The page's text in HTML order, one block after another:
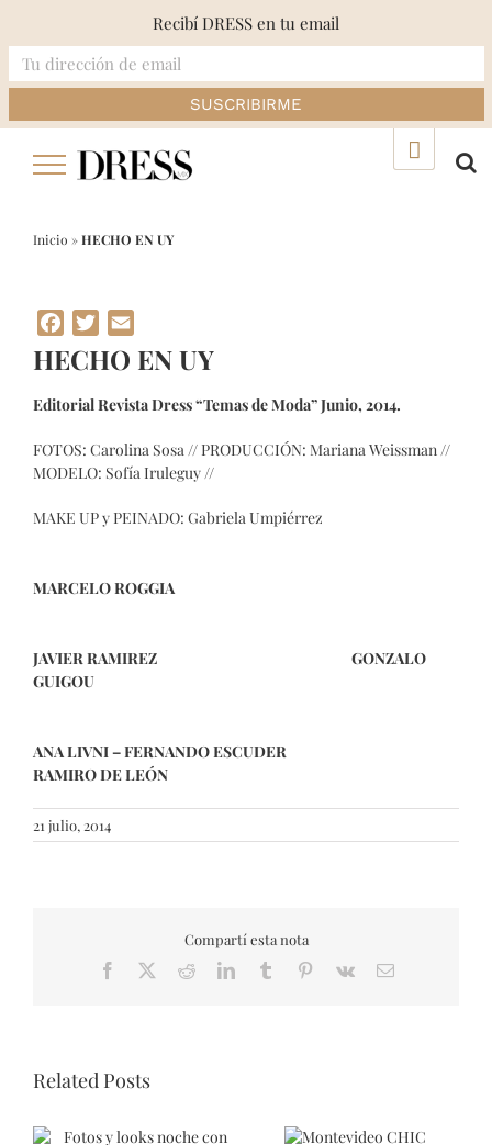
Inicio »HECHO EN UY
Facebook
Twitter
HECHO EN UY
Editorial Revista Dress “Temas de Moda” Junio, 2014.
FOTOS: Carolina Sosa // PRODUCCIÓN: Mariana Weissman //
MODELO: Sofía Iruleguy //
MAKE UP y PEINADO: Gabriela Umpiérrez
MARCELO ROGGIA
JAVIER RAMIREZ GONZALO
GUIGOU
ANA LIVNI – FERNANDO ESCUDER
RAMIRO DE LEÓN
21 julio, 2014
Compartí esta nota
Facebook RedditLinkedInTumblr Pinterest
Vk Email
Related Posts
Recibí DRESS en tu email